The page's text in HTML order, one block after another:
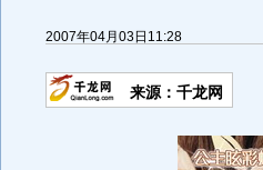
2007年04月03日11:28
来源：千龙网